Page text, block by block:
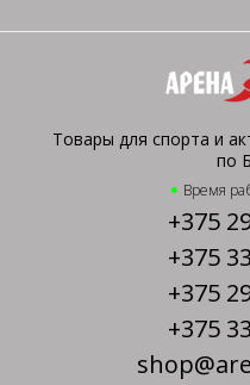
Товары для спорта и
по
Время
+375
+375
+375
+375